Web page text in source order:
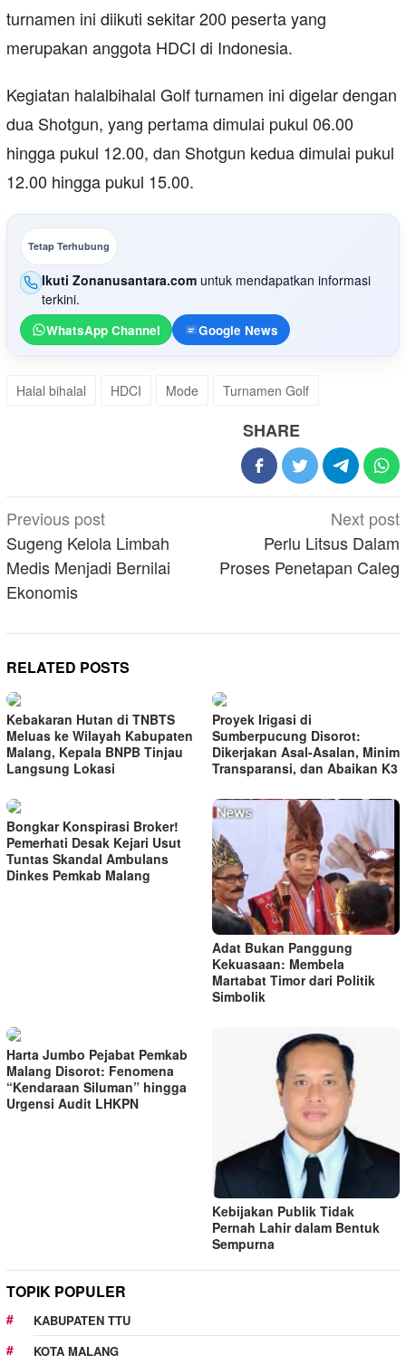
turnamen ini diikuti sekitar 200 peserta yang
merupakan anggota HDCI di Indonesia.
Kegiatan halalbihalal Golf turnamen ini digelar dengan
dua Shotgun, yang pertama dimulai pukul 06.00
hingga pukul 12.00, dan Shotgun kedua dimulai pukul
12.00 hingga pukul 15.00.
Tetap Terhubung
Ikuti Zonanusantara.com untuk mendapatkan informasi
terkini.
WhatsApp Channel Google News
Halal bihalal HDCI Mode Turnamen Golf
SHARE
Post
navigation
Previous post
Sugeng Kelola Limbah
Medis Menjadi Bernilai
Ekonomis
Next post
Perlu Litsus Dalam
Proses Penetapan Caleg
RELATED POSTS
Kebakaran Hutan di TNBTS
Meluas ke Wilayah Kabupaten
Malang, Kepala BNPB Tinjau
Langsung Lokasi
Proyek Irigasi di
Sumberpucung Disorot:
Dikerjakan Asal-Asalan, Minim
Transparansi, dan Abaikan K3
Bongkar Konspirasi Broker!
Pemerhati Desak Kejari Usut
Tuntas Skandal Ambulans
Dinkes Pemkab Malang
Adat Bukan Panggung
Kekuasaan: Membela
Martabat Timor dari Politik
Simbolik
Harta Jumbo Pejabat Pemkab
Malang Disorot: Fenomena
“Kendaraan Siluman” hingga
Urgensi Audit LHKPN
Kebijakan Publik Tidak
Pernah Lahir dalam Bentuk
Sempurna
TOPIK POPULER
KABUPATEN TTU
KOTA MALANG